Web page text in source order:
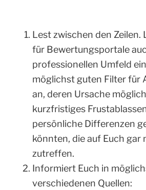
Lest zwischen den Zeilen.
für Bewertungsportale
professionellen Umfeld
möglichst guten Filter für
an, deren Ursache
kurzfristiges
persönliche Differenzen
könnten, die auf Euch gar
zutreffen.
Informiert Euch in
verschiedenen Quellen: